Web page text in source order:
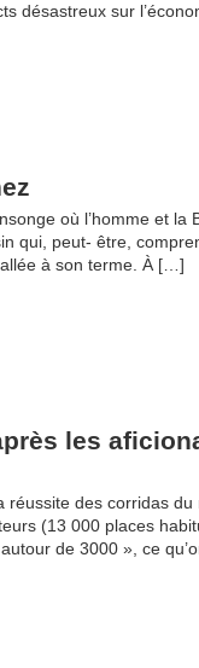
désastreux sur
où l’homme et
qui, peut- être,
allée à son terme. À […]
les
des corridas
(13 000 places
de 3000 », ce